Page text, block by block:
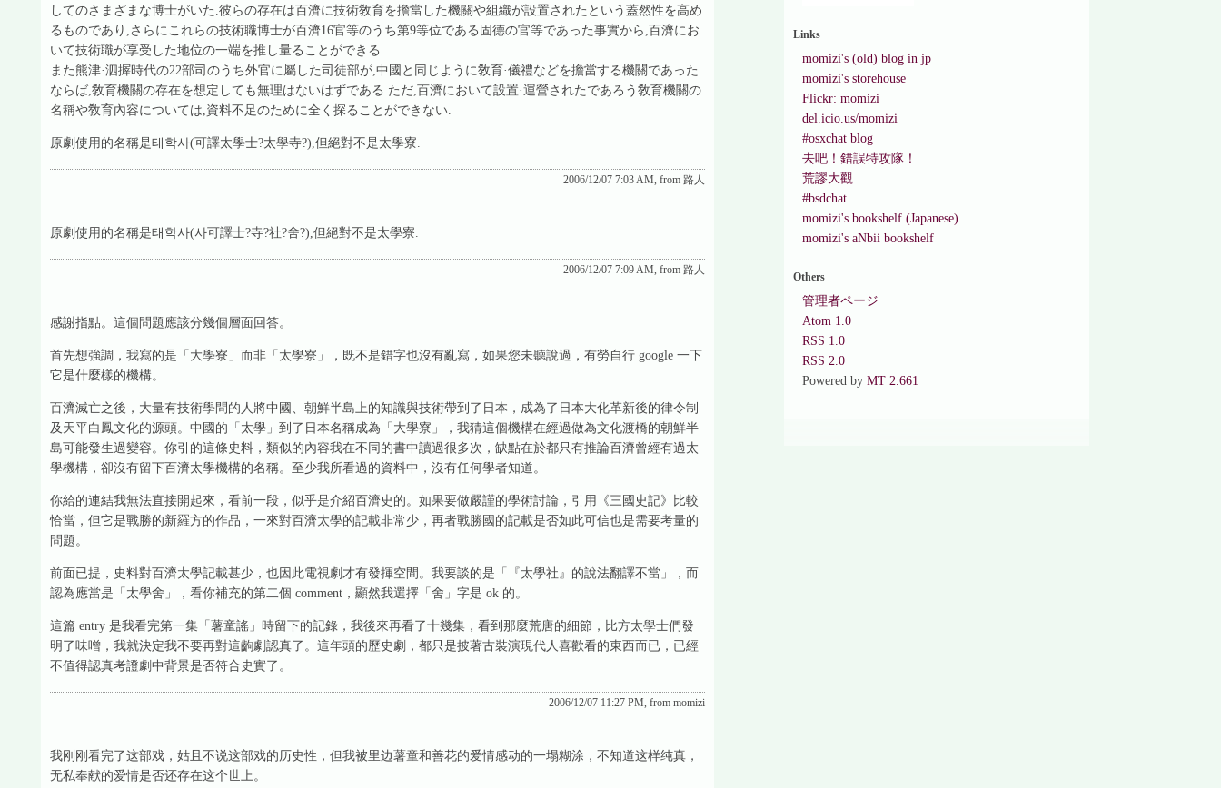
してのさまざまな博士がいた.彼らの存在は百濟に技術敎育を擔當した機關や組織が設置されたという蓋然性を高め
るものであり,さらにこれらの技術職博士が百濟16官等のうち第9等位である固德の官等であった事實から,百濟にお
いて技術職が享受した地位の一端を推し量ることができる.
また熊津·泗搱時代の22部司のうち外官に屬した司徒部が,中國と同じように敎育·儀禮などを擔當する機關であった
ならば,敎育機關の存在を想定しても無理はないはずである.ただ,百濟において設置·運營されたであろう敎育機關の
名稱や敎育內容については,資料不足のために全く探ることができない.
原劇使用的名稱是태학사(可譯太學士?太學寺?),但絕對不是太學寮.
2006/12/07 7:03 AM, from 路人
原劇使用的名稱是태학사(사可譯士?寺?社?舍?),但絕對不是太學寮.
2006/12/07 7:09 AM, from 路人
感謝指點。這個問題應該分幾個層面回答。
首先想強調，我寫的是「大學寮」而非「太學寮」，既不是錯字也沒有亂寫，如果您未聽說過，有勞自行 google 一下
它是什麼樣的機構。
百濟滅亡之後，大量有技術學問的人將中國、朝鮮半島上的知識與技術帶到了日本，成為了日本大化革新後的律令制
及天平白鳳文化的源頭。中國的「太學」到了日本名稱成為「大學寮」，我猜這個機構在經過做為文化渡橋的朝鮮半
島可能發生過變容。你引的這條史料，類似的內容我在不同的書中讀過很多次，缺點在於都只有推論百濟曾經有過太
學機構，卻沒有留下百濟太學機構的名稱。至少我所看過的資料中，沒有任何學者知道。
你給的連結我無法直接開起來，看前一段，似乎是介紹百濟史的。如果要做嚴謹的學術討論，引用《三國史記》比較
恰當，但它是戰勝的新羅方的作品，一來對百濟太學的記載非常少，再者戰勝國的記載是否如此可信也是需要考量的
問題。
前面已提，史料對百濟太學記載甚少，也因此電視劇才有發揮空間。我要談的是「『太學社』的說法翻譯不當」，而
認為應當是「太學舍」，看你補充的第二個 comment，顯然我選擇「舍」字是 ok 的。
這篇 entry 是我看完第一集「薯童謠」時留下的記錄，我後來再看了十幾集，看到那麼荒唐的細節，比方太學士們發
明了味噌，我就決定我不要再對這齣劇認真了。這年頭的歷史劇，都只是披著古裝演現代人喜歡看的東西而已，已經
不值得認真考證劇中背景是否符合史實了。
2006/12/07 11:27 PM, from momizi
我刚刚看完了这部戏，姑且不说这部戏的历史性，但我被里边薯童和善花的爱情感动的一塌糊涂，不知道这样纯真，
无私奉献的爱情是否还存在这个世上。
Links
momizi's (old) blog in jp
momizi's storehouse
Flickr: momizi
del.icio.us/momizi
#osxchat blog
去吧！錯誤特攻隊！
荒謬大觀
#bsdchat
momizi's bookshelf (Japanese)
momizi's aNbii bookshelf
Others
管理者ページ
Atom 1.0
RSS 1.0
RSS 2.0
Powered byMT 2.661